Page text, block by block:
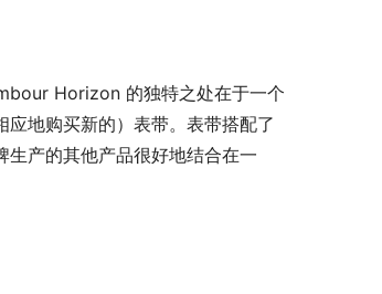
Horizo​​n 的独特之处在于一个
地购买新的）表带。表带搭配了
产的其他产品很好地结合在一